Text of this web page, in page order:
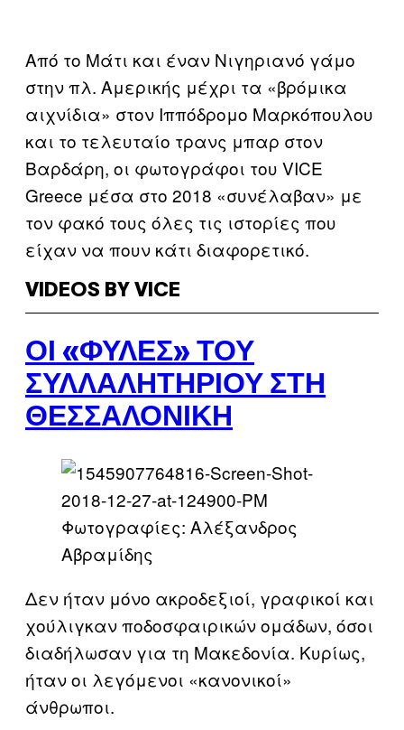
Από το Μάτι και έναν Νιγηριανό γάμο
στην πλ. Αμερικής μέχρι τα «βρόμικα
αιχνίδια» στον Ιππόδρομο Μαρκόπουλου
και το τελευταίο τρανς μπαρ στον
Βαρδάρη, οι φωτογράφοι του VICE
Greece μέσα στο 2018 «συνέλαβαν» με
τον φακό τους όλες τις ιστορίες που
είχαν να πουν κάτι διαφορετικό.
VIDEOS BY VICE
ΟΙ «ΦΥΛΈΣ» ΤΟΥ
ΣΥΛΛΑΛΗΤΗΡΊΟΥ ΣΤΗ
ΘΕΣΣΑΛΟΝΊΚΗ
Φωτογραφίες: Αλέξανδρος
Αβραμίδης
Δεν ήταν μόνο ακροδεξιοί, γραφικοί και
χούλιγκαν ποδοσφαιρικών ομάδων, όσοι
διαδήλωσαν για τη Μακεδονία. Κυρίως,
ήταν οι λεγόμενοι «κανονικοί»
άνθρωποι.